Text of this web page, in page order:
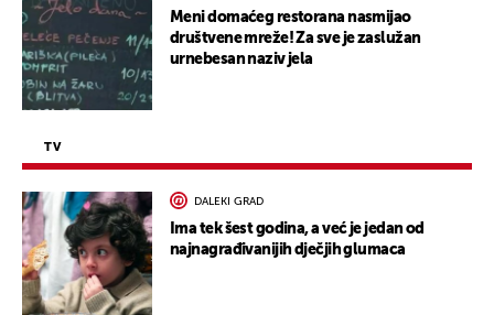
Meni domaćeg restorana nasmijao
društvene mreže! Za sve je zaslužan
urnebesan naziv jela
TV
DALEKI GRAD
Ima tek šest godina, a već je jedan od
najnagrađivanijih dječjih glumaca